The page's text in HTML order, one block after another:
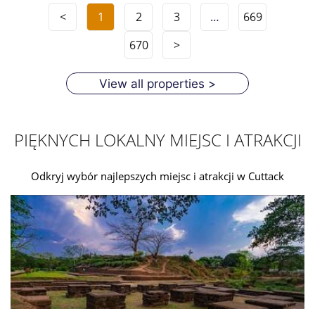
< 1 2 3 …
669
670
>
View all properties >
PIĘKNYCH LOKALNY MIEJSC I ATRAKCJI
Odkryj wybór najlepszych miejsc i atrakcji w Cuttack